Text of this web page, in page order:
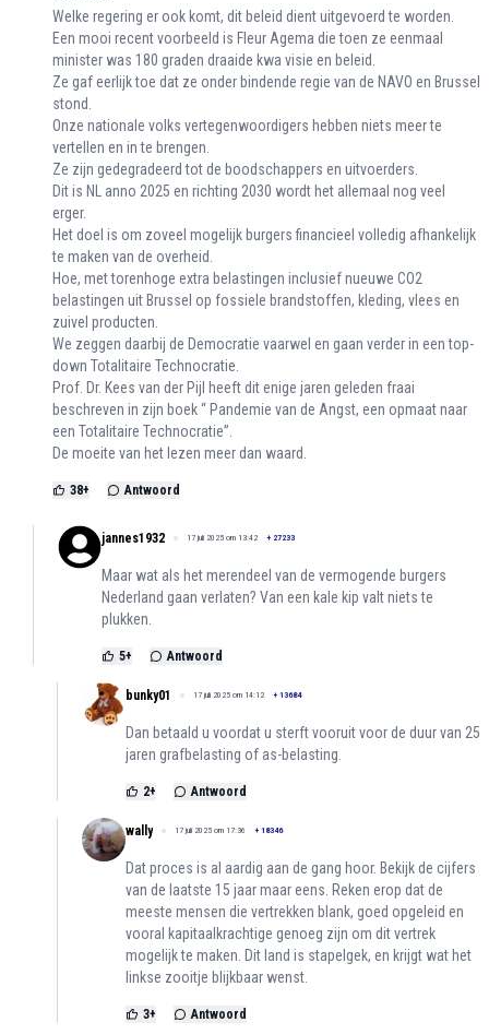
Welke regering er ook komt, dit beleid dient uitgevoerd te worden.
Een mooi recent voorbeeld is Fleur Agema die toen ze eenmaal
minister was 180 graden draaide kwa visie en beleid.
Ze gaf eerlijk toe dat ze onder bindende regie van de NAVO en Brussel
stond.
Onze nationale volks vertegenwoordigers hebben niets meer te
vertellen en in te brengen.
Ze zijn gedegradeerd tot de boodschappers en uitvoerders.
Dit is NL anno 2025 en richting 2030 wordt het allemaal nog veel
erger.
Het doel is om zoveel mogelijk burgers financieel volledig afhankelijk
te maken van de overheid.
Hoe, met torenhoge extra belastingen inclusief nueuwe CO2
belastingen uit Brussel op fossiele brandstoffen, kleding, vlees en
zuivel producten.
We zeggen daarbij de Democratie vaarwel en gaan verder in een top-
down Totalitaire Technocratie.
Prof. Dr. Kees van der Pijl heeft dit enige jaren geleden fraai
beschreven in zijn boek “ Pandemie van de Angst, een opmaat naar
een Totalitaire Technocratie”.
De moeite van het lezen meer dan waard.
38+ Antwoord
jannes1932 17 juli 2025 om 13:42 + 27233
Maar wat als het merendeel van de vermogende burgers
Nederland gaan verlaten? Van een kale kip valt niets te
plukken.
5+ Antwoord
bunky01 17 juli 2025 om 14:12 + 13684
Dan betaald u voordat u sterft vooruit voor de duur van 25
jaren grafbelasting of as-belasting.
2+ Antwoord
wally 17 juli 2025 om 17:36 + 18346
Dat proces is al aardig aan de gang hoor. Bekijk de cijfers
van de laatste 15 jaar maar eens. Reken erop dat de
meeste mensen die vertrekken blank, goed opgeleid en
vooral kapitaalkrachtige genoeg zijn om dit vertrek
mogelijk te maken. Dit land is stapelgek, en krijgt wat het
linkse zooitje blijkbaar wenst.
3+ Antwoord